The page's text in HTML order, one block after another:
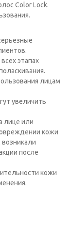
Color Lock.
этапах
лицам
увеличить
лице или
кожи
после
кожи